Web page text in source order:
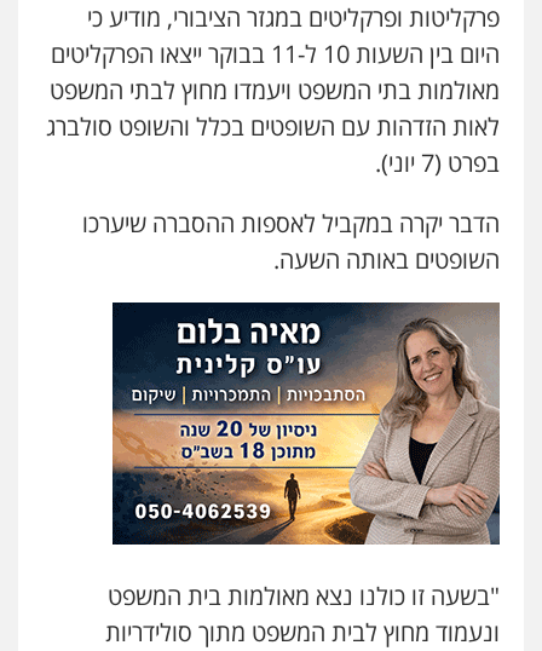
פרקליטות ופרקליטים במגזר הציבורי, מודיע כי
היום בין השעות 10 ל-11 בבוקר ייצאו הפרקליטים
מאולמות בתי המשפט ויעמדו מחוץ לבתי המשפט
לאות הזדהות עם השופטים בכלל והשופט סולברג
בפרט (7 יוני).
הדבר יקרה במקביל לאספות ההסברה שיערכו
השופטים באותה השעה.
"בשעה זו כולנו נצא מאולמות בית המשפט
ונעמוד מחוץ לבית המשפט מתוך סולידריות